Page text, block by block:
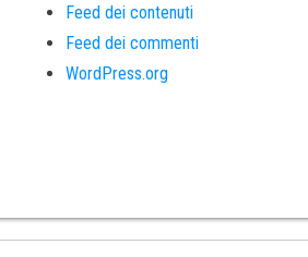
Feed dei contenuti
Feed dei commenti
WordPress.org